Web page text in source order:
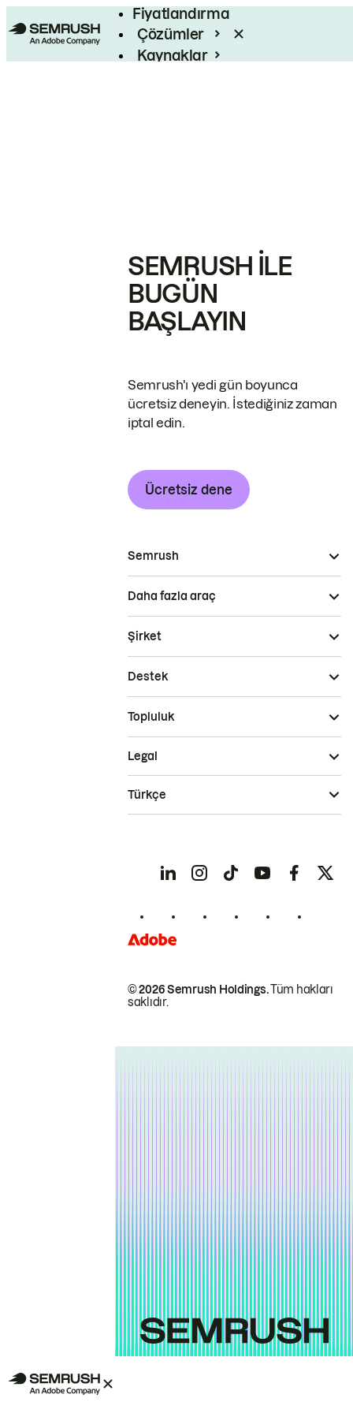
Fiyatlandırma
Çözümler
Kaynaklar
SEMRUSH ILE
BUGÜN
BAŞLAYIN
Semrush'ı yedi gün boyunca
ücretsiz deneyin. İstediğiniz zaman
iptal edin.
Ücretsiz dene
Semrush
Daha fazla araç
Şirket
Destek
Topluluk
© 2026 Semrush Holdings.Tüm hakları
saklıdır.
Legal
Türkçe